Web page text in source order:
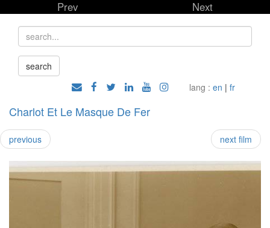
Prev Next
lang : en | fr
Charlot Et Le Masque De Fer
previous next film